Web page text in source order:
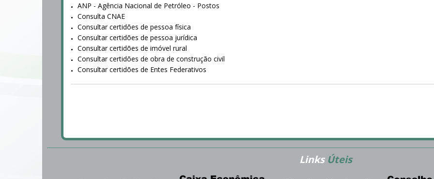
ANP - Agência Nacional de Petróleo - Postos
Consulta CNAE
Consultar certidões de pessoa física
Consultar certidões de pessoa jurídica
Consultar certidões de imóvel rural
Consultar certidões de obra de construção civil
Consultar certidões de Entes Federativos
Links Úteis